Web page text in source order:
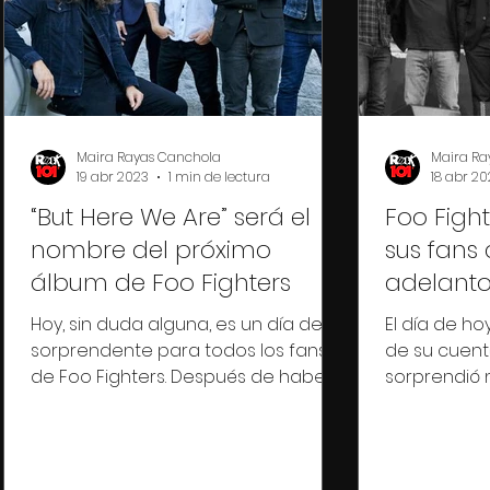
“But Here We Are” será el
nombre del próximo
álbum de Foo Fighters
Hoy, sin duda alguna, es un día de
sorprendente para todos los fans
de Foo Fighters. Después de haber
Maira Rayas Canchola
19 abr 2023
1 min de lectura
Foo
sus fans
El día de
de su
sorprendió
Maira
18 abr